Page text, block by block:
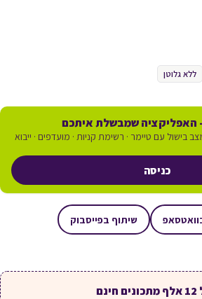
ללא גלוטן
האפליקציה שמבשלת איתכם
בישול עם טיימר · רשימת קניות · מועדפים · ייבוא
כניסה
שיתוף בפייסבוק